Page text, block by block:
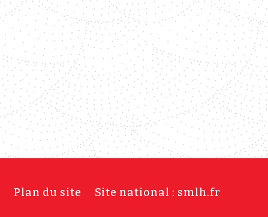
Plan du site Site national : smlh.fr